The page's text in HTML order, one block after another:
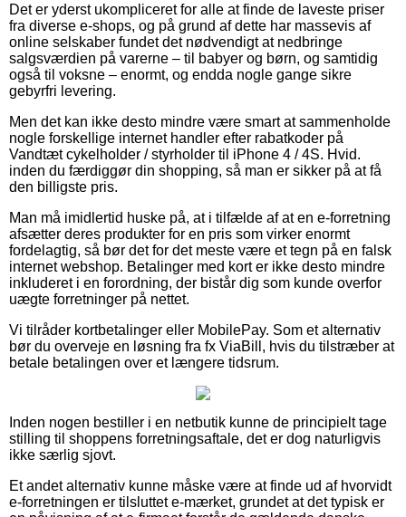
Det er yderst ukompliceret for alle at finde de laveste priser
fra diverse e-shops, og på grund af dette har massevis af
online selskaber fundet det nødvendigt at nedbringe
salgsværdien på varerne – til babyer og børn, og samtidig
også til voksne – enormt, og endda nogle gange sikre
gebyrfri levering.
Men det kan ikke desto mindre være smart at sammenholde
nogle forskellige internet handler efter rabatkoder på
Vandtæt cykelholder / styrholder til iPhone 4 / 4S. Hvid.
inden du færdiggør din shopping, så man er sikker på at få
den billigste pris.
Man må imidlertid huske på, at i tilfælde af at en e-forretning
afsætter deres produkter for en pris som virker enormt
fordelagtig, så bør det for det meste være et tegn på en falsk
internet webshop. Betalinger med kort er ikke desto mindre
inkluderet i en forordning, der bistår dig som kunde overfor
uægte forretninger på nettet.
Vi tilråder kortbetalinger eller MobilePay. Som et alternativ
bør du overveje en løsning fra fx ViaBill, hvis du tilstræber at
betale betalingen over et længere tidsrum.
Inden nogen bestiller i en netbutik kunne de principielt tage
stilling til shoppens forretningsaftale, det er dog naturligvis
ikke særlig sjovt.
Et andet alternativ kunne måske være at finde ud af hvorvidt
e-forretningen er tilsluttet e-mærket, grundet at det typisk er